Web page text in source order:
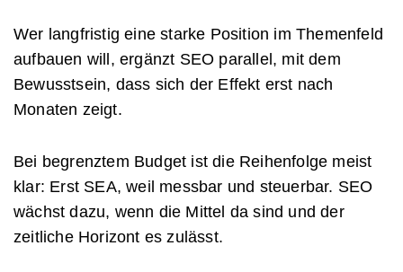
Wer langfristig eine starke Position im Themenfeld
aufbauen will, ergänzt SEO parallel, mit dem
Bewusstsein, dass sich der Effekt erst nach
Monaten zeigt.
Bei begrenztem Budget ist die Reihenfolge meist
klar: Erst SEA, weil messbar und steuerbar. SEO
wächst dazu, wenn die Mittel da sind und der
zeitliche Horizont es zulässt.